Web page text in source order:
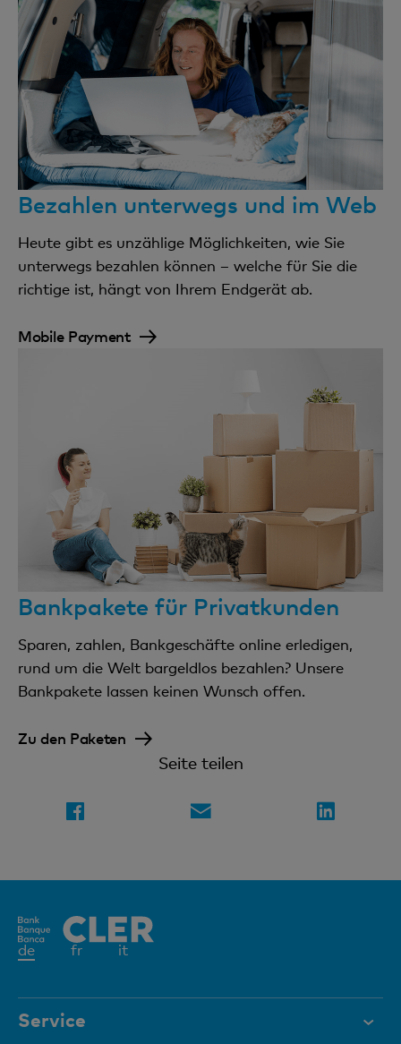
Bezahlen unterwegs und im Web
Heute gibt es unzählige Möglichkeiten, wie Sie
unterwegs bezahlen können – welche für Sie die
richtige ist, hängt von Ihrem Endgerät ab.
Mobile Payment
Bankpakete für Privatkunden
Sparen, zahlen, Bankgeschäfte online erledigen,
rund um die Welt bargeldlos bezahlen? Unsere
Bankpakete lassen keinen Wunsch offen.
Zu den Paketen
Seite teilen
deAktives
fr it
Service